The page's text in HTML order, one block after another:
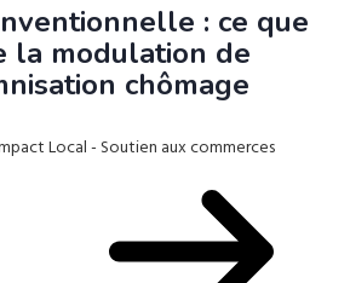
: ce que
la modulation de
chômage
Local - Soutien aux commerces